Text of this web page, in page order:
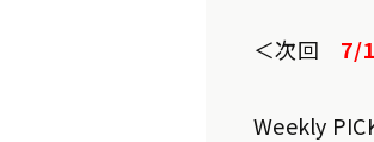
＜次回 7/
Weekly